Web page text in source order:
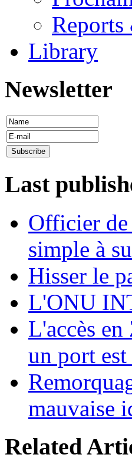
Library
Newsletter
Last
Officier
simple à
Hisser le
L'ONU
L'accès
un port
mauvaise
Related